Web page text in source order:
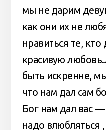
мы не дарим
как они их не
нравиться те,
красивую
быть искренне,
что нам дал сам
Бог нам дал вас
надо влюбляться